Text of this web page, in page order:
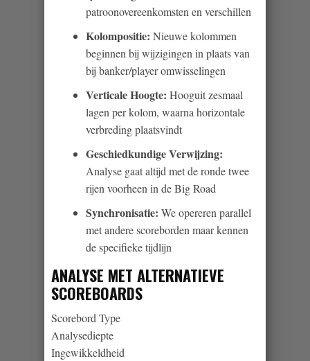
patroonovereenkomsten en verschillen
Kolompositie: Nieuwe kolommen
beginnen bij wijzigingen in plaats van
bij banker/player omwisselingen
Verticale Hoogte: Hooguit zesmaal
lagen per kolom, waarna horizontale
verbreding plaatsvindt
Geschiedkundige Verwijzing:
Analyse gaat altijd met de ronde twee
rijen voorheen in de Big Road
Synchronisatie: We opereren parallel
met andere scoreborden maar kennen
de specifieke tijdlijn
ANALYSE MET ALTERNATIEVE
SCOREBOARDS
Scorebord Type
Analysediepte
Ingewikkeldheid